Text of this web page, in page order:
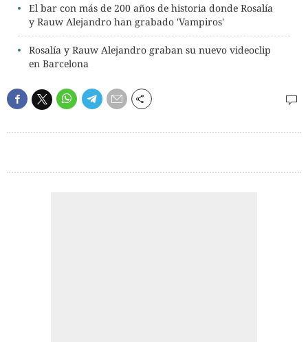
El bar con más de 200 años de historia donde Rosalía
y Rauw Alejandro han grabado 'Vampiros'
Rosalía y Rauw Alejandro graban su nuevo videoclip
en Barcelona